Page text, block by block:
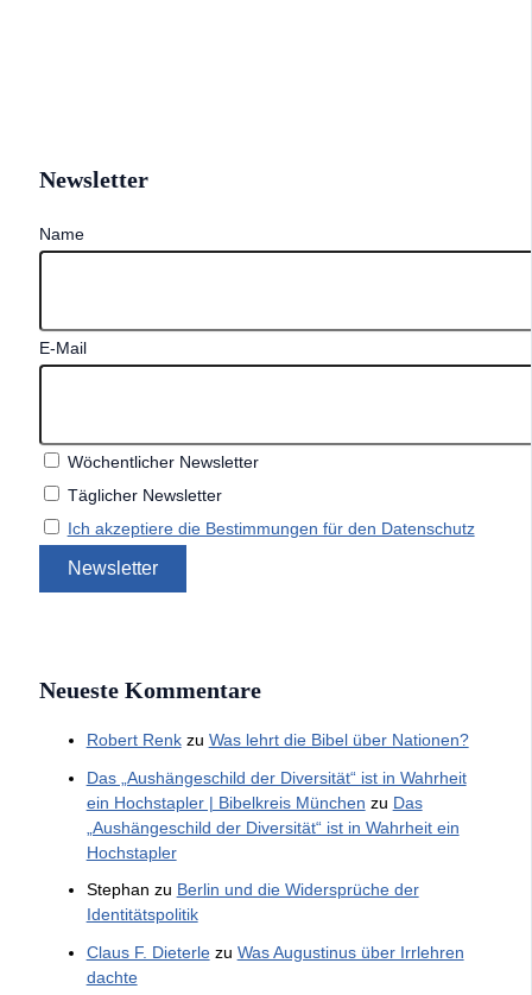
Newsletter
Name
E-Mail
Wöchentlicher Newsletter
Täglicher Newsletter
Ich akzeptiere die Bestimmungen für den Datenschutz
Neueste Kommentare
Robert Renkzu Was lehrt die Bibel über Nationen?
Das „Aushängeschild der Diversität“ ist in Wahrheit
ein Hochstapler | Bibelkreis München zu Das
„Aushängeschild der Diversität“ ist in Wahrheit ein
Hochstapler
Stephan zu Berlin und die Widersprüche der
Identitätspolitik
Claus F. Dieterlezu Was Augustinus über Irrlehren
dachte